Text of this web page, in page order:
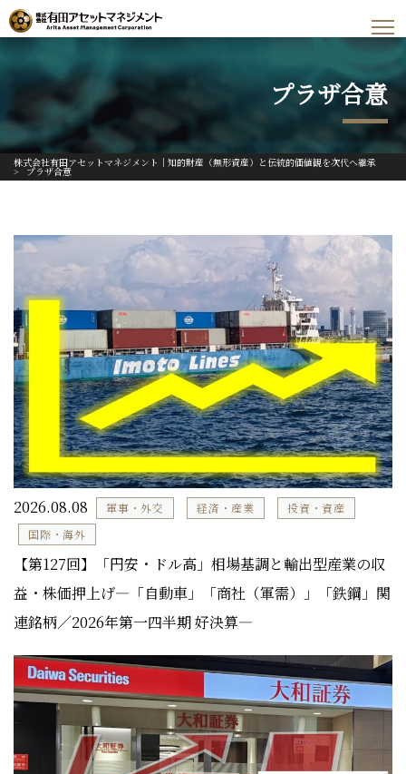
プラザ合意
株式会社有田アセットマネジメント｜知的財産（無形資産）と伝統的価値観を次代へ継承
> プラザ合意
2026.08.08 軍事・外交 経済・産業
投資・資産
国際・海外
【第127回】「円安・ドル高」相場基調と輸出型産業の収
益・株価押上げ―「自動車」「商社（軍需）」「鉄鋼」関
連銘柄／2026年第一四半期 好決算―